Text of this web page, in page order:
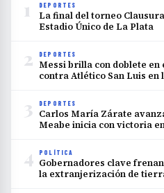
1 DEPORTES
La final del torneo
Estadio Único de La Plata
2 DEPORTES
Messi brilla con doblete
contra Atlético San Luis en
3 DEPORTES
Carlos María Zárate
Meabe inicia con victoria
4 POLÍTICA
Gobernadores clave
la extranjerización de